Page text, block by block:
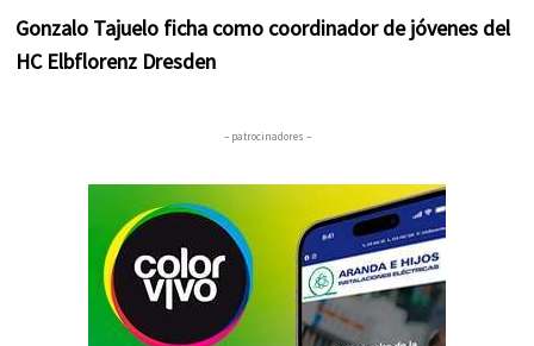
Gonzalo Tajuelo ficha como coordinador de jóvenes del
HC Elbflorenz Dresden
– patrocinadores –